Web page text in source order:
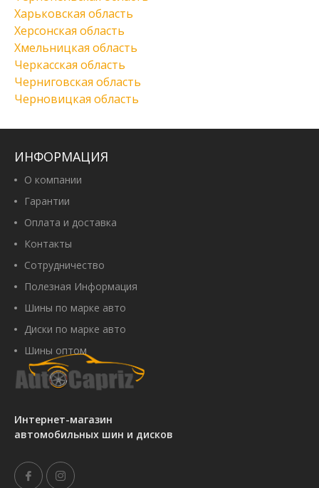
Харьковская область
Херсонская область
Хмельницкая область
Черкасская область
Черниговская область
Черновицкая область
Интернет-магазин
автомобильных шин и дисков
ИНФОРМАЦИЯ
О компании
Гарантии
Оплата и доставка
Контакты
Сотрудничество
Полезная Информация
Шины по марке авто
Диски по марке авто
Шины оптом